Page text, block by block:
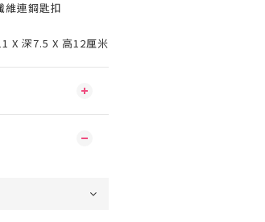
維連鋼匙扣
X 深7.5 X 高12厘米